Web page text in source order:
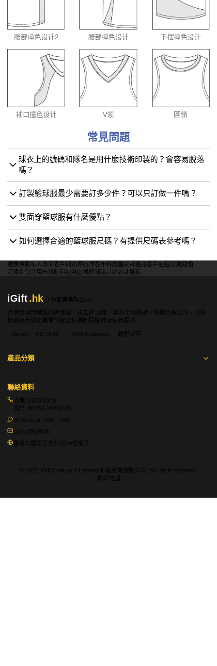
腰部撞色设计2 腰部撞色设计 下摆撞色设计
袖口撞色设计 V领 圓領
常見問題
球衣上的號碼和隊名是用什麼技術印製的？會容易脫落
嗎？
訂製籃球服最少需要訂多少件？可以只訂做一件嗎？
雙面穿籃球服有什麼優點？
如何選擇合適的籃球服尺碼？有提供尺碼表參考嗎？
服務條款私人政策客戶 網站導航博客布料總匯設計選擇客戶包括常見問題
訂購指引 常用布料輔料包裝 圖樣印制 設計站設計選擇
iGift.hk
軒龍實業有限公司
香港及澳門制服訂造專家，成立逾18年，專為金融機構、物業管理公司、政府
機構及大型企業提供度身訂造制服設計及生產服務。
Sedex
ISO 9001 FAMA Approved 政府認可
產品分類
聯絡資料
香港: 2360 1900
澳門: 00853-28410350
WhatsApp: 5661 1880
sales@igift.hk
香港九龍太子汝州街50號地下
© 2026 iGift Company Limited 軒龍實業有限公司. All rights reserved.
網站地圖